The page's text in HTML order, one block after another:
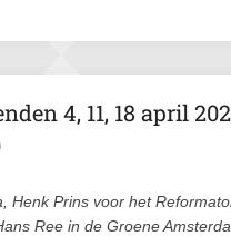
4, 11, 18 april
Henk Prins voor het
Ree in de Groene